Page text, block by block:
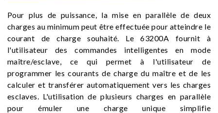
Pour plus de puissance, la mise en parallèle de deux
charges au minimum peut être effectuée pour atteindre le
courant de charge souhaité. Le 63200A fournit à
l'utilisateur des commandes intelligentes en mode
maître/esclave, ce qui permet à l'utilisateur de
programmer les courants de charge du maître et de les
calculer et transférer automatiquement vers les charges
esclaves. L'utilisation de plusieurs charges en parallèle
pour émuler une charge unique simplifie